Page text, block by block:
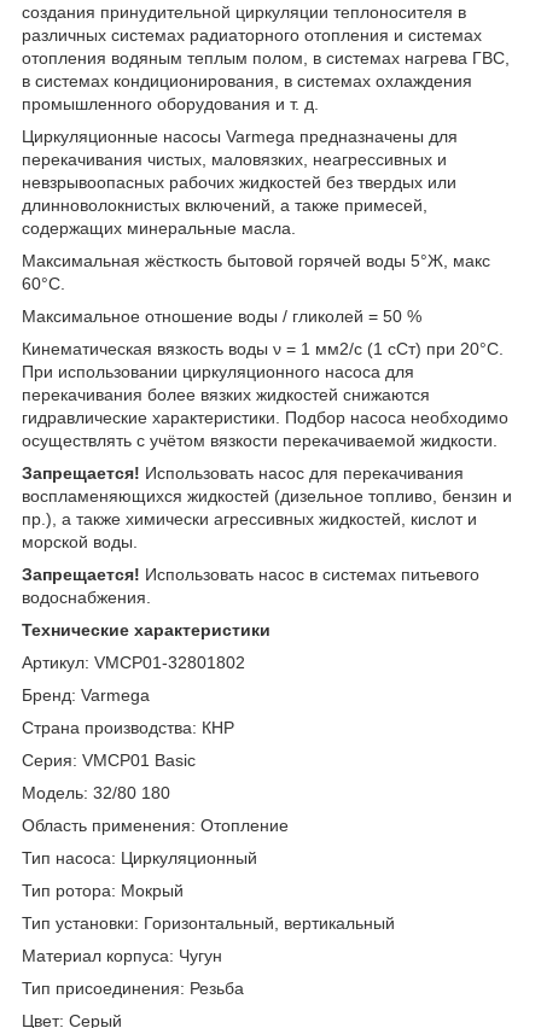
создания принудительной циркуляции теплоносителя в
различных системах радиаторного отопления и системах
отопления водяным теплым полом, в системах нагрева ГВС,
в системах кондиционирования, в системах охлаждения
промышленного оборудования и т. д.
Циркуляционные насосы Varmega предназначены для
перекачивания чистых, маловязких, неагрессивных и
невзрывоопасных рабочих жидкостей без твердых или
длинноволокнистых включений, а также примесей,
содержащих минеральные масла.
Максимальная жёсткость бытовой горячей воды 5°Ж, макс
60°С.
Максимальное отношение воды / гликолей = 50 %
Кинематическая вязкость воды ν = 1 мм2/с (1 сСт) при 20°С.
При использовании циркуляционного насоса для
перекачивания более вязких жидкостей снижаются
гидравлические характеристики. Подбор насоса необходимо
осуществлять с учётом вязкости перекачиваемой жидкости.
Запрещается! Использовать насос для перекачивания
воспламеняющихся жидкостей (дизельное топливо, бензин и
пр.), а также химически агрессивных жидкостей, кислот и
морской воды.
Запрещается! Использовать насос в системах питьевого
водоснабжения.
Технические характеристики
Артикул: VMCP01-32801802
Бренд: Varmega
Страна производства: КНР
Серия: VMCP01 Basic
Модель: 32/80 180
Область применения: Отопление
Тип насоса: Циркуляционный
Тип ротора: Мокрый
Тип установки: Горизонтальный, вертикальный
Материал корпуса: Чугун
Тип присоединения: Резьба
Цвет: Серый